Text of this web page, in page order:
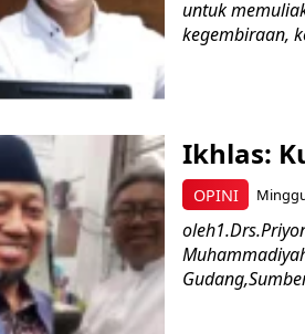
untuk
kegembiraan,
OPINI
Ikhlas: